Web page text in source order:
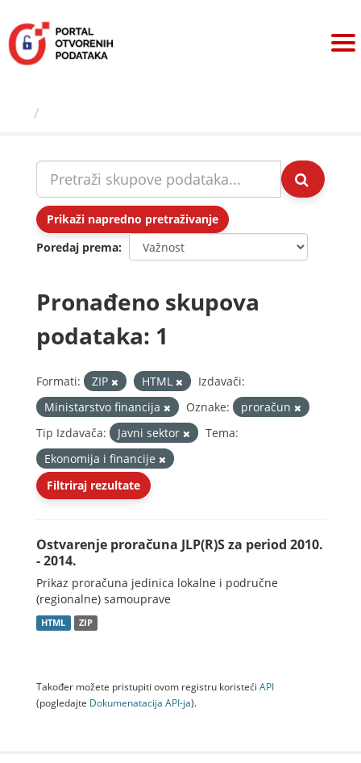
sadržaj
Prikaži napredno pretraživanje
Poredaj prema
Pronađeno skupova
podataka: 1
Formati: ZIP HTML
Izdavači:
Ministarstvo financija
Oznake:
proračun
Tip Izdavača:
Javni sektor
Tema:
Ekonomija i financije
Filtriraj rezultate
Ostvarenje proračuna JLP(R)S za period 2010.
- 2014.
Prikaz proračuna jedinica lokalne i područne
(regionalne) samouprave
HTML ZIP
Također možete pristupiti ovom registru koristeći API
(pogledajte Dokumenаtаcijа API-jа).